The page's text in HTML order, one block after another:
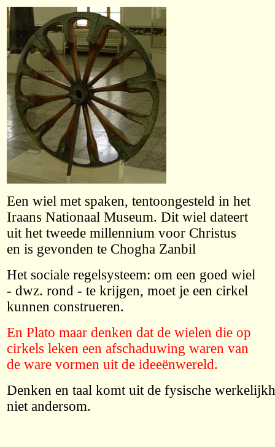
Een wiel met spaken, tentoongesteld in het
Iraans Nationaal Museum. Dit wiel dateert
uit het tweede millennium voor Christus
en is gevonden te Chogha Zanbil
Het sociale regelsysteem: om een goed wiel
- dwz. rond - te krijgen, moet je een cirkel
kunnen construeren.
En Plato maar denken dat de wielen die op
cirkels leken een afschaduwing waren van
de ware vormen uit de ideeënwereld.
Denken en taal komt uit de fysische
niet andersom.